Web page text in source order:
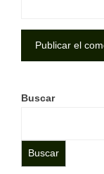
Buscar
Buscar